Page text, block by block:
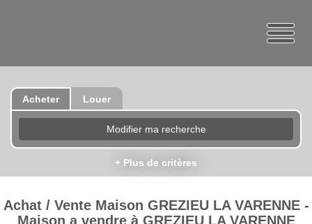
Acheter Louer
Modifier ma recherche
+ Plus de critères
Achat / Vente Maison GREZIEU LA VARENNE -
Maison a vendre à GREZIEU LA VARENNE